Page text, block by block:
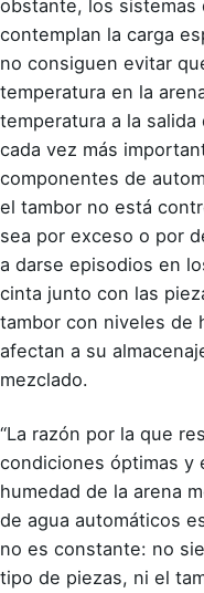
obstante, los sistemas
contemplan la carga
no consiguen evitar
temperatura en la
temperatura a la
cada vez más
componentes de
el tambor no está
sea por exceso o por
a darse episodios en
cinta junto con las
tambor con niveles de
afectan a su
mezclado.
“La razón por la que
condiciones óptimas y
humedad de la arena
de agua automáticos
no es constante: no
tipo de piezas, ni el